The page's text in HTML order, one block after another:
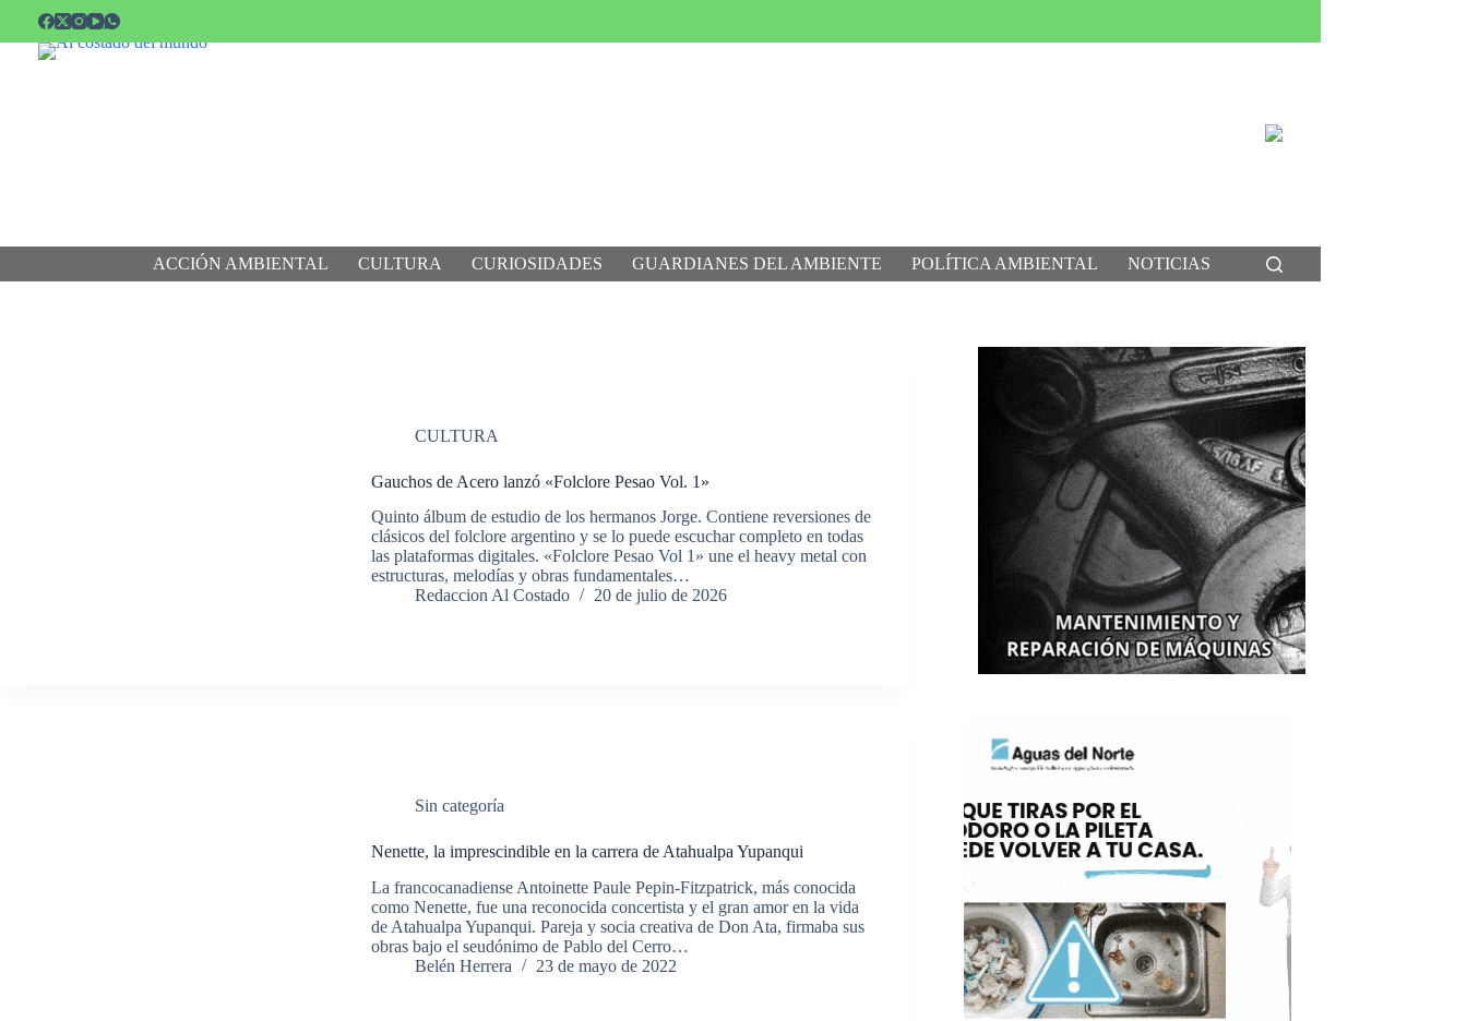
contenido
ACCIÓN AMBIENTAL CULTURA CURIOSIDADES GUARDIANES DEL AMBIENTE POLÍTICA AMBIENTAL NOTICIAS
CULTURA
Gauchos de Acero lanzó «Folclore Pesao Vol. 1»
Quinto álbum de estudio de los hermanos Jorge. Contiene reversiones de
clásicos del folclore argentino y se lo puede escuchar completo en todas
las plataformas digitales. «Folclore Pesao Vol 1» une el heavy metal con
estructuras, melodías y obras fundamentales…
Redaccion Al Costado
20 de julio de 2026
Sin categoría
Nenette, la imprescindible en la carrera de Atahualpa Yupanqui
La francocanadiense Antoinette Paule Pepin-Fitzpatrick, más conocida
como Nenette, fue una reconocida concertista y el gran amor en la vida
de Atahualpa Yupanqui. Pareja y socia creativa de Don Ata, firmaba sus
obras bajo el seudónimo de Pablo del Cerro…
Belén Herrera
23 de mayo de 2022